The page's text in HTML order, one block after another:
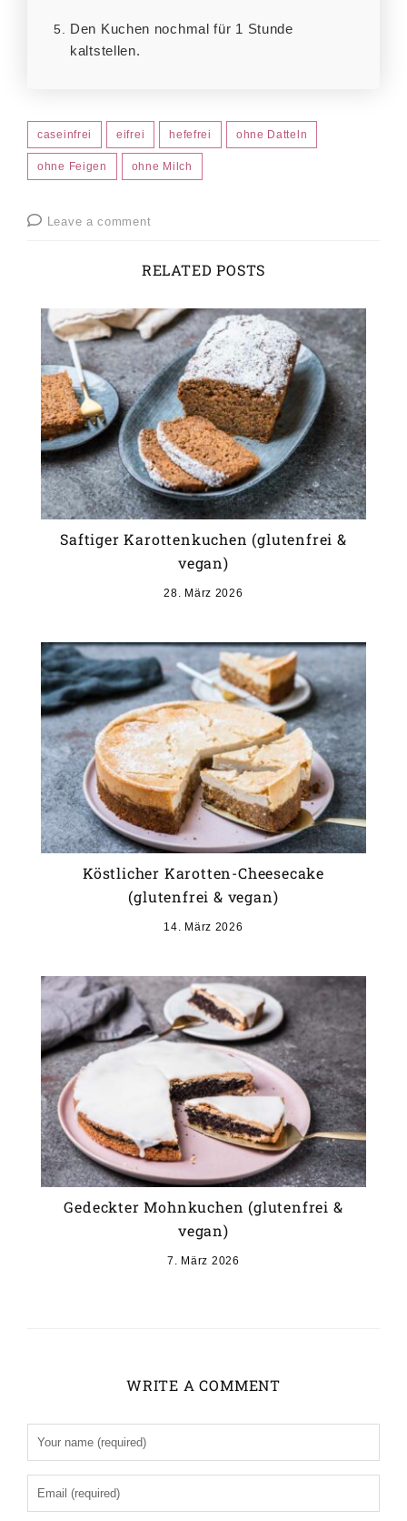
Den Kuchen nochmal für 1 Stunde
kaltstellen.
caseinfrei eifrei hefefrei ohne Datteln
ohne Feigen ohne Milch
Leave a comment
RELATED POSTS
Saftiger Karottenkuchen (glutenfrei &
vegan)
28. März 2026
Köstlicher Karotten-Cheesecake
(glutenfrei & vegan)
14. März 2026
Gedeckter Mohnkuchen (glutenfrei &
vegan)
7. März 2026
WRITE A COMMENT